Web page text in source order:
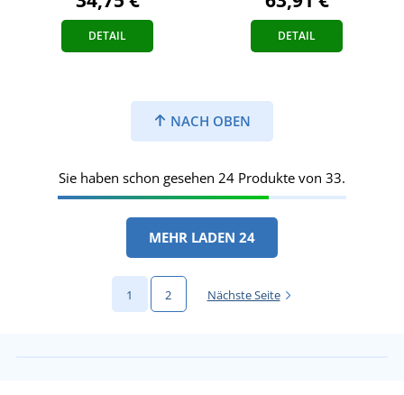
DETAIL DETAIL
NACH OBEN
Sie haben schon gesehen 24 Produkte von 33.
MEHR LADEN 24
1 2 Nächste Seite